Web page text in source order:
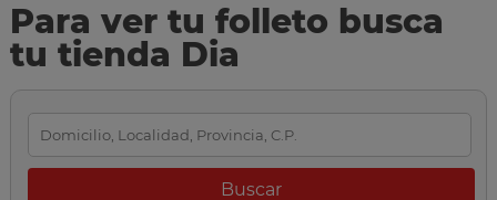
Para ver tu folleto busca
tu tienda Dia